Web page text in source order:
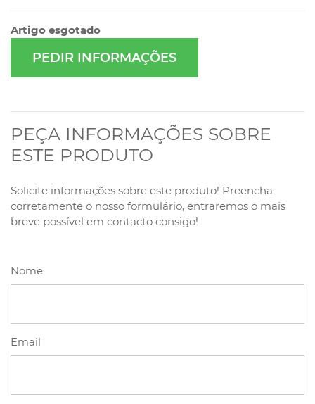
Artigo esgotado
PEDIR INFORMAÇÕES
PEÇA INFORMAÇÕES SOBRE
ESTE PRODUTO
Solicite informações sobre este produto! Preencha
corretamente o nosso formulário, entraremos o mais
breve possível em contacto consigo!
Nome
Email